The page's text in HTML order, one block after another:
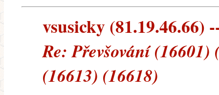
vsusicky (81.19.46.66)
Re: Převšování
(16613) (16618)